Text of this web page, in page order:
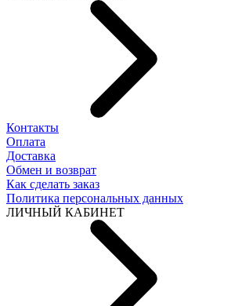
Контакты
Оплата
Доставка
Обмен и возврат
Как сделать заказ
Политика персональных данных
ЛИЧНЫЙ КАБИНЕТ